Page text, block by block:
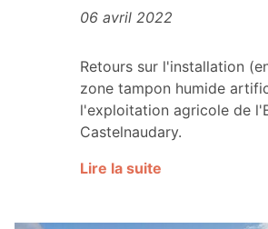
06 avril 2022
Retours sur l'installation
zone tampon humide
l'exploitation agricole de
Castelnaudary.
Lire la suite